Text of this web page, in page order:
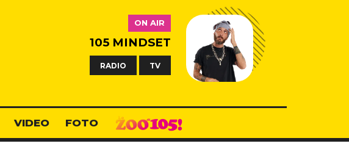
ON AIR
105 MINDSET
RADIO TV
VIDEO FOTO